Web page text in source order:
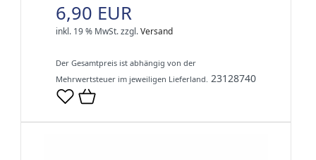
6,90 EUR
inkl. 19 % MwSt.zzgl.Versand
Der Gesamtpreis ist abhängig von der
Mehrwertsteuer im jeweiligen Lieferland. 23128740